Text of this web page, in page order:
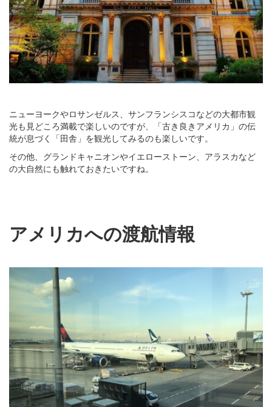
ニューヨークやロサンゼルス、サンフランシスコなどの大都市観
光も見どころ満載で楽しいのですが、「古き良きアメリカ」の伝
統が息づく「田舎」を観光してみるのも楽しいです。
その他、グランドキャニオンやイエローストーン、アラスカなど
の大自然にも触れておきたいですね。
アメリカへの渡航情報